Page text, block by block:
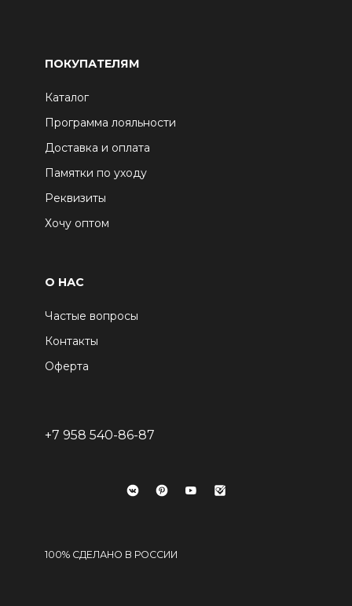
ПОКУПАТЕЛЯМ
Каталог
Программа лояльности
Доставка и оплата
Памятки по уходу
Реквизиты
Хочу оптом
О НАС
Частые вопросы
Контакты
Оферта
+7 958 540-86-87
100% СДЕЛАНО В РОССИИ